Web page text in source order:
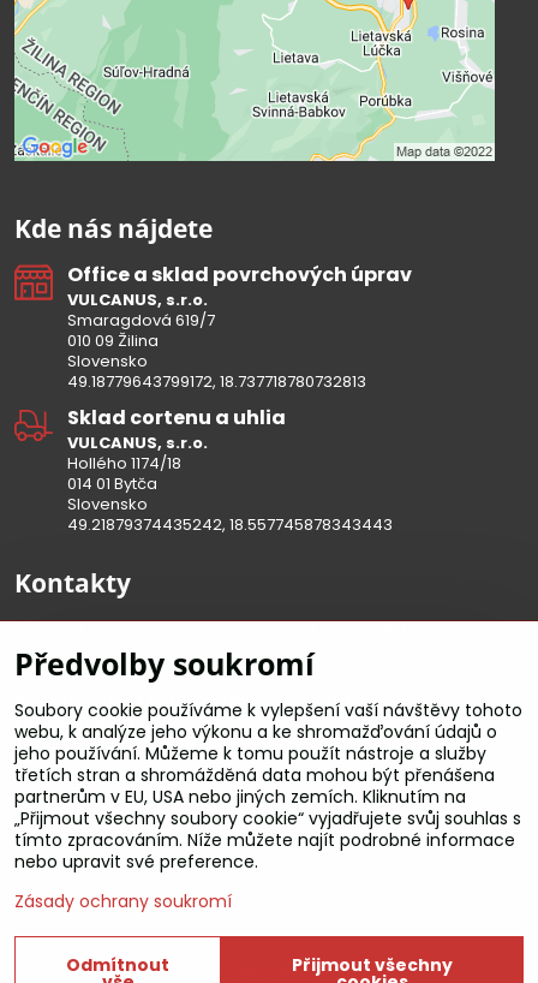
Kde nás nájdete
Office a sklad povrchových úprav
VULCANUS, s.r.o.
Smaragdová 619/7
010 09 Žilina
Slovensko
49.18779643799172, 18.737718780732813
Sklad cortenu a uhlia
VULCANUS, s.r.o.
Hollého 1174/18
014 01 Bytča
Slovensko
49.21879374435242, 18.557745878343443
Kontakty
Telefonické objednávky a objednávky e-mailom:
od 09:00 do 17:30
Osobný odber je potrebné dohodnúť vopred
telefonicky!!
+421 911 36 55 98
office​@vulcanus​.sk
Copyright
Předvolby soukromí
Soubory cookie používáme k vylepšení vaší návštěvy tohoto
webu, k analýze jeho výkonu a ke shromažďování údajů o
jeho používání. Můžeme k tomu použít nástroje a služby
třetích stran a shromážděná data mohou být přenášena
partnerům v EU, USA nebo jiných zemích. Kliknutím na
„Přijmout všechny soubory cookie“ vyjadřujete svůj souhlas s
tímto zpracováním. Níže můžete najít podrobné informace
nebo upravit své preference.
Zásady ochrany soukromí
Přijmout všechny
Odmítnout